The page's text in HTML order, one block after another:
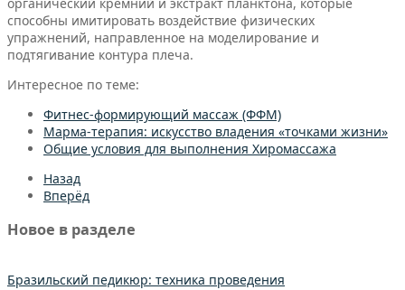
органический кремний и экстракт планктона, которые
способны имитировать воздействие физических
упражнений, направленное на моделирование и
подтягивание контура плеча.
Интересное по теме:
Фитнес-формирующий массаж (ФФМ)
Марма-терапия: искусство владения «точками жизни»
Общие условия для выполнения Хиромассажа
Назад
Вперёд
Новое в разделе
Бразильский педикюр: техника проведения